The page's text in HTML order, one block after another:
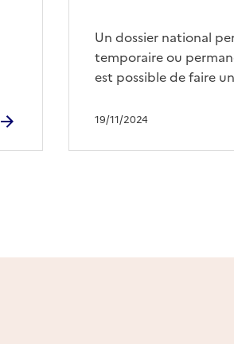
19/11/2024
Un dossier national
temporaire ou
est possible de faire